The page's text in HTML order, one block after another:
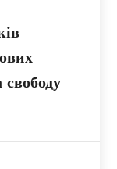
свободу